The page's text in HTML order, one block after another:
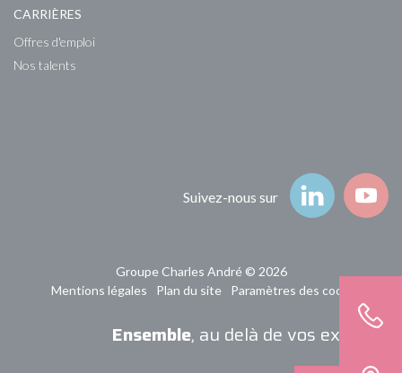
CARRIÈRES
Offres d'emploi
Nos talents
Suivez-nous sur
Groupe Charles André © 2026
Mentions légales
Plan du site Paramètres des cookies
Ensemble, au delà de vos exigences